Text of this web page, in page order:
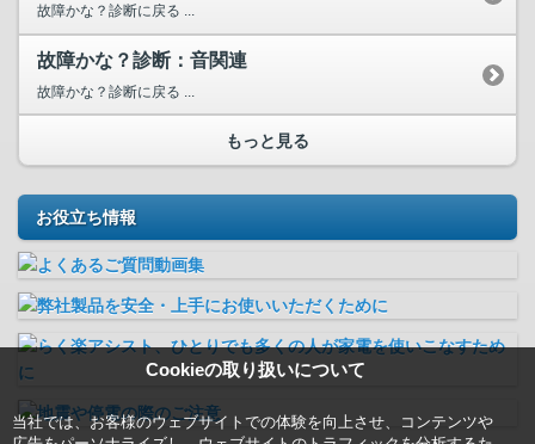
Cookieの取り扱いについて
当社では、お客様のウェブサイトでの体験を向上させ、コンテンツや
故障かな？診断に戻る ...
故障かな？診断：音関連
故障かな？診断に戻る ...
もっと見る
お役立ち情報